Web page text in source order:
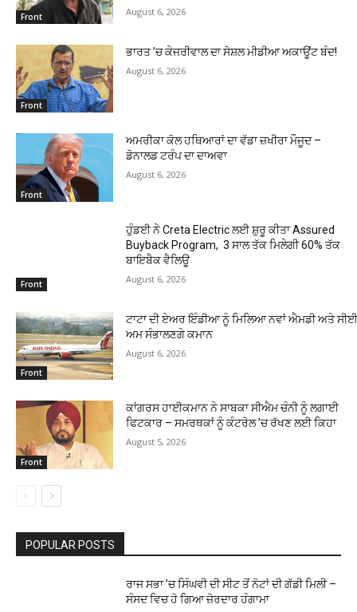
Front August 6, 2026
Front
ਭਾਰਤ ’ਚ ਕੇਜਰੀਵਾਲ ਦਾ ਸੋਸ਼ਲ ਮੀਡੀਆ ਅਕਾਊਂਟ ਬੰਦ!
August 6, 2026
Front
ਅਮਰੀਕਾ ਕੋਲ ਹਥਿਆਰਾਂ ਦਾ ਵੱਡਾ ਜ਼ਖੀਰਾ ਮੌਜੂਦ –
ਡੋਨਾਲਡ ਟਰੰਪ ਦਾ ਦਾਅਵਾ
August 6, 2026
Front
ਹੁੰਡਈ ਨੇ Creta Electric ਲਈ ਸ਼ੁਰੂ ਕੀਤਾ Assured
Buyback Program, 3 ਸਾਲ ਤੱਕ ਮਿਲੇਗੀ 60% ਤੱਕ
ਬਾਇਬੈਕ ਵੈਲਿਊ
August 6, 2026
Front
ਟਾਟਾ ਦੀ ਏਅਰ ਇੰਡੀਆ ਨੂੰ ਮਿਲਿਆ ਨਵਾਂ ਐਮਡੀ ਅਤੇ
ਅਮ ਸੰਭਾਲਣਗੇ ਕਮਾਨ
August 6, 2026
Front
ਕਾਂਗਰਸ ਹਾਈਕਮਾਨ ਨੇ ਸਾਬਕਾ ਸੀਐਮ ਚੰਨੀ ਨੂੰ ਲਗਾਈ
ਫਿਟਕਾਰ – ਸਮਰਥਕਾਂ ਨੂੰ ਕੰਟਰੋਲ ’ਚ ਰੱਖਣ ਲਈ ਕਿਹਾ
August 5, 2026
POPULAR POSTS
ਰਾਜ ਸਭਾ ’ਚ ਸਿੰਘਵੀ ਦੀ ਸੀਟ ਤੋਂ ਨੋਟਾਂ ਦੀ ਗੱਡੀ ਮਿਲੀ –
ਸੰਸਦ ਵਿਚ ਹੋ ਗਿਆ ਜ਼ੋਰਦਾਰ ਹੰਗਾਮਾ